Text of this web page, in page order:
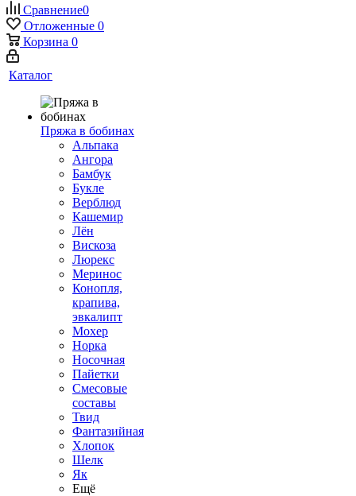
Сравнение0
Отложенные 0
Корзина 0
Каталог
Пряжа в бобинах
Альпака
Ангора
Бамбук
Букле
Верблюд
Кашемир
Лён
Вискоза
Люрекс
Меринос
Конопля,
крапива,
эвкалипт
Мохер
Норка
Носочная
Пайетки
Смесовые
составы
Твид
Фантазийная
Хлопок
Шелк
Як
Ещё